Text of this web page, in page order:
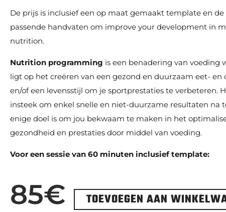
De prijs is inclusief een op maat gemaakt template en de
passende handvaten om improve your development in
nutrition.
Nutrition programming is een benadering van voeding
ligt op het creëren van een gezond en duurzaam eet- en
en/of een levensstijl om je sportprestaties te verbeteren.
insteek om enkel snelle en niet-duurzame resultaten na
enige doel is om jou bekwaam te maken in het
gezondheid en prestaties door middel van voeding.
Voor een sessie van 60 minuten inclusief template:
85€ TOEVOEGEN AAN